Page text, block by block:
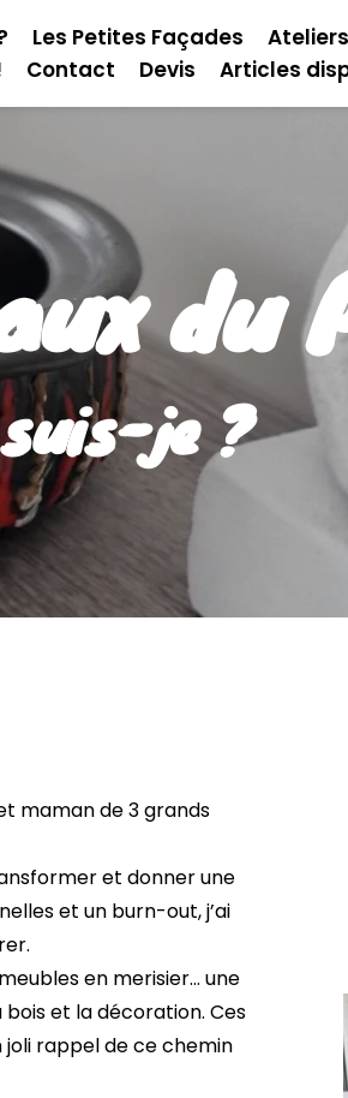
Les Petites Façades
Contact Devis Articles
du
je ?
maman de 3 grands
et donner une
et un burn-out, j’ai
en merisier… une
et la décoration. Ces
joli rappel de ce chemin